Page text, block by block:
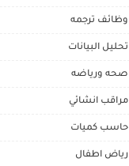
وظائف ترجمه
تحليل البيانات
صحه ورياضه
مراقب انشائي
حاسب كميات
رياض اطفال